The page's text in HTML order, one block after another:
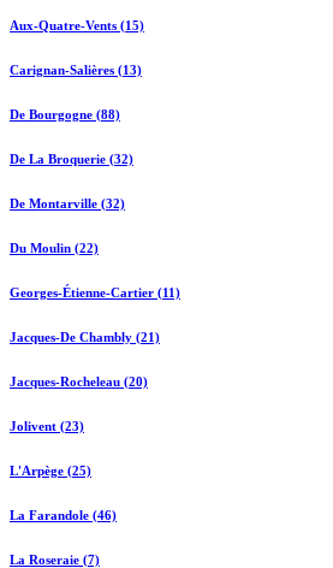
Aux-Quatre-Vents (15)
Carignan-Salières (13)
De Bourgogne (88)
De La Broquerie (32)
De Montarville (32)
Du Moulin (22)
Georges-Étienne-Cartier (11)
Jacques-De Chambly (21)
Jacques-Rocheleau (20)
Jolivent (23)
L'Arpège (25)
La Farandole (46)
La Roseraie (7)